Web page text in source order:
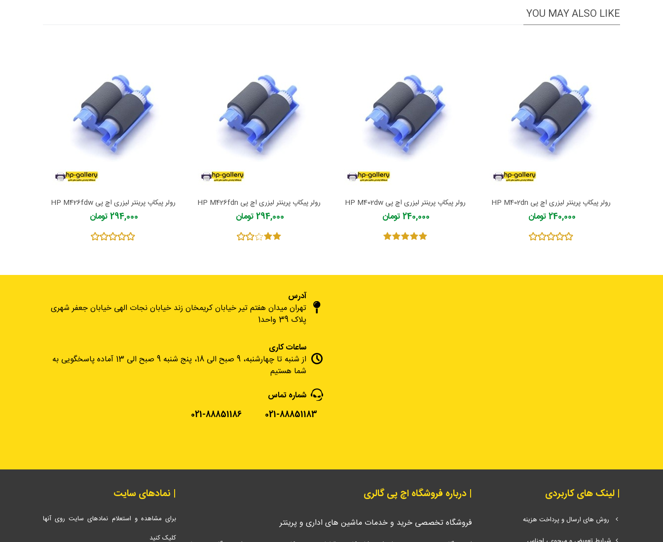
YOU MAY ALSO LIKE
رولر پیکاپ پرینتر لیزری اچ پی HP M402dn
240,000 تومان
رولر پیکاپ پرینتر لیزری اچ پی HP M402dw
240,000 تومان
رولر پیکاپ پرینتر لیزری اچ پی HP M426fdn
294,000 تومان
رولر پیکاپ پرینتر لیزری اچ پی HP M426fdw
294,000 تومان
آدرس
تهران میدان هفتم تیر خیابان کریمخان زند خیابان نجات الهی خیابان جعفر شهری
پلاک 39 واحد1
ساعات کاری
از شنبه تا چهارشنبه، 9 صبح الی 18، پنج شنبه 9 صبح الی 13 آماده پاسخگویی به
شما هستیم
شماره تماس
021-88851183
021-88851186
| لینک های کاربردی
روش های ارسال و پرداخت هزینه
| درباره فروشگاه اچ پی گالری
فروشگاه تخصصی خرید و خدمات ماشین های اداری و پرینتر
| نمادهای سایت
برای مشاهده و استعلام نمادهای سایت روی آنها
کلیک کنید